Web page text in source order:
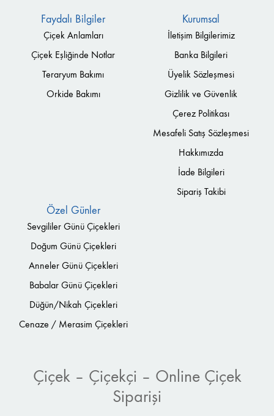
Faydalı Bilgiler
Çiçek Anlamları
Çiçek Eşliğinde Notlar
Teraryum Bakımı
Orkide Bakımı
Kurumsal
İletişim Bilgilerimiz
Banka Bilgileri
Üyelik Sözleşmesi
Gizlilik ve Güvenlik
Çerez Politikası
Mesafeli Satış Sözleşmesi
Hakkımızda
İade Bilgileri
Sipariş Takibi
Özel Günler
Sevgililer Günü Çiçekleri
Doğum Günü Çiçekleri
Anneler Günü Çiçekleri
Babalar Günü Çiçekleri
Düğün/Nikah Çiçekleri
Cenaze / Merasim Çiçekleri
Çiçek – Çiçekçi – Online Çiçek
Siparişi